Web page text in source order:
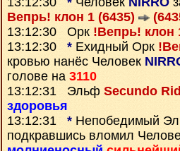
Вепрь! клон 1 (6435)
13:12:30 Орк !Вепрь! клон
13:12:30 * Ехидный Орк
кровью нанёс Человек
голове на 3110
13:12:31 Эльф Secundo
здоровья
13:12:31 * Непобедимый
подкравшись вломил